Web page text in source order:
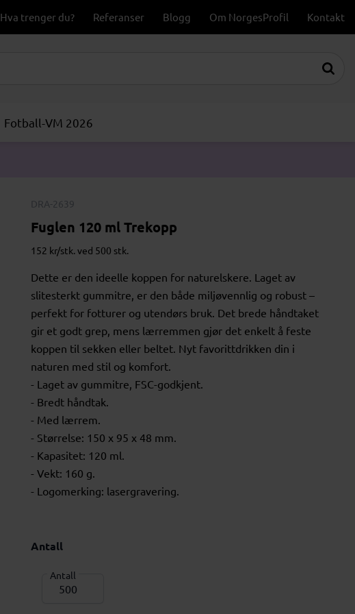
Hva trenger du? Referanser Blogg Om NorgesProfil Kontakt
Fotball-VM 2026
DRA-2639
Fuglen 120 ml Trekopp
152 kr/stk. ved 500 stk.
Dette er den ideelle koppen for naturelskere. Laget av
slitesterkt gummitre, er den både miljøvennlig og robust –
perfekt for fotturer og utendørs bruk. Det brede håndtaket
gir et godt grep, mens lærremmen gjør det enkelt å feste
koppen til sekken eller beltet. Nyt favorittdrikken din i
naturen med stil og komfort.
- Laget av gummitre, FSC-godkjent.
- Bredt håndtak.
- Med lærrem.
- Størrelse: 150 x 95 x 48 mm.
- Kapasitet: 120 ml.
- Vekt: 160 g.
- Logomerking: lasergravering.
Antall
Antall